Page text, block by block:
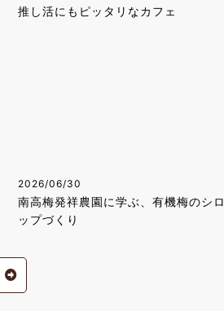
推し活にもピッタリなカフェ
2026/06/30
南高梅発祥農園に学ぶ、有機梅のシロ
ップづくり